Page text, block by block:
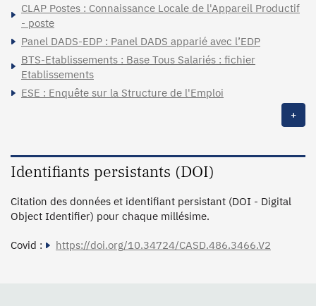
CLAP Postes : Connaissance Locale de l'Appareil Productif
- poste
Panel DADS-EDP : Panel DADS apparié avec l’EDP
BTS-Etablissements : Base Tous Salariés : fichier
Etablissements
ESE : Enquête sur la Structure de l'Emploi
+
Identifiants persistants (DOI)
Citation des données et identifiant persistant (DOI - Digital
Object Identifier) pour chaque millésime.
Covid : https://doi.org/10.34724/CASD.486.3466.V2